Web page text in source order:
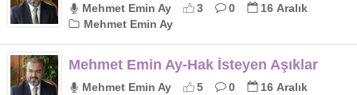
Mehmet Emin Ay 3 0
16 Aralık
Mehmet Emin Ay
Mehmet Emin Ay-Hak İsteyen Aşıklar
Mehmet Emin Ay 5 0
16 Aralık